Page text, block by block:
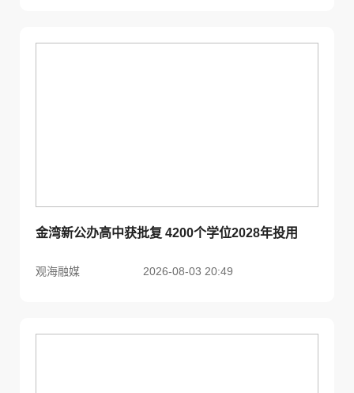
金湾新公办高中获批复 4200个学位2028年投用
观海融媒 2026-08-03 20:49